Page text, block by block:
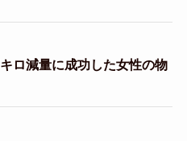
ロ減量に成功した女性の物